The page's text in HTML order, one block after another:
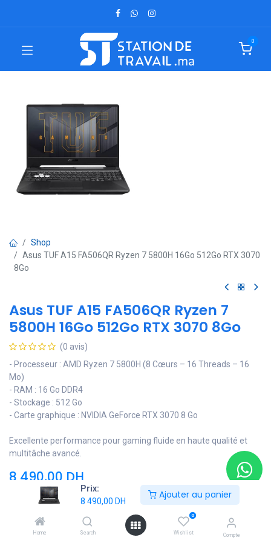
Prix:
8 490,00 DH
Ajouter au panier
Home Search
0
Wishlist Compte
0
Shop
Asus TUF A15 FA506QR Ryzen 7 5800H 16Go 512Go RTX 3070
8Go
Asus TUF A15 FA506QR Ryzen 7
5800H 16Go 512Go RTX 3070 8Go
(0 avis)
- Processeur : AMD Ryzen 7 5800H (8 Cœurs – 16 Threads – 16
Mo)
- RAM : 16 Go DDR4
- Stockage : 512 Go
- Carte graphique : NVIDIA GeForce RTX 3070 8 Go
Excellente performance pour gaming fluide en haute qualité et
multitâche avancé.
8 490,00 DH
Ajouter au panier